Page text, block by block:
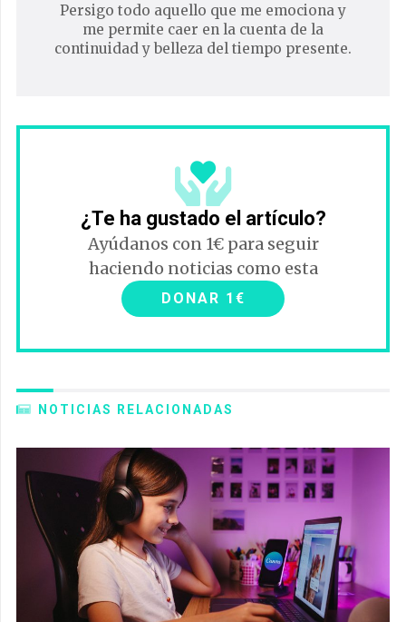
Persigo todo aquello que me emociona y
me permite caer en la cuenta de la
continuidad y belleza del tiempo presente.
¿Te ha gustado el artículo?
Ayúdanos con 1€ para seguir
haciendo noticias como esta
DONAR 1€
NOTICIAS RELACIONADAS